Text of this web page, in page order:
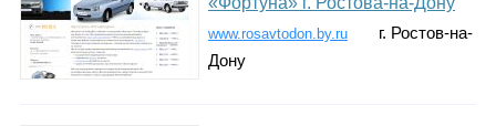
Фотогалерея
www.rosavtodon.by.ru
г. Ростов-на-
Дону